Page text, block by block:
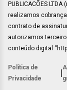
PUBLICACÕES
realizamos
contrato de
autorizamos
conteúdo digital
Política de
Privacidade